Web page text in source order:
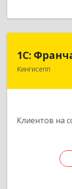
1С:
Кингисепп
Клиентов на